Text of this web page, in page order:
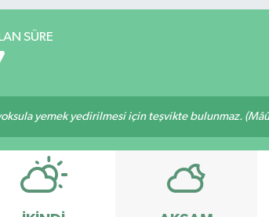
SÜRE
yemek yedirilmesi için teşvikte bulunmaz.